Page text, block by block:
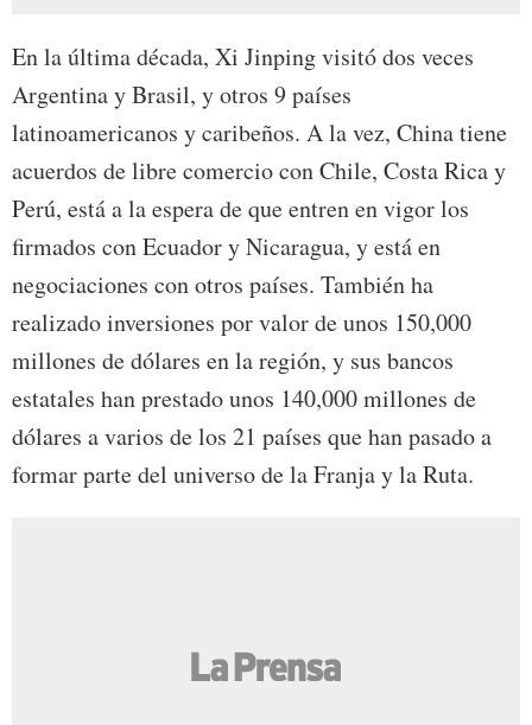
En la última década, Xi Jinping visitó dos veces
Argentina y Brasil, y otros 9 países
latinoamericanos y caribeños. A la vez, China tiene
acuerdos de libre comercio con Chile, Costa Rica y
Perú, está a la espera de que entren en vigor los
firmados con Ecuador y Nicaragua, y está en
negociaciones con otros países. También ha
realizado inversiones por valor de unos 150,000
millones de dólares en la región, y sus bancos
estatales han prestado unos 140,000 millones de
dólares a varios de los 21 países que han pasado a
formar parte del universo de la Franja y la Ruta.